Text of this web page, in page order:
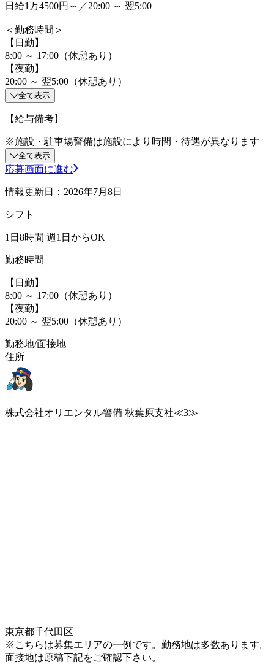
日給1万4500円～／20:00 ～ 翌5:00
＜勤務時間＞
【日勤】
8:00 ～ 17:00（休憩あり）
【夜勤】
20:00 ～ 翌5:00（休憩あり）
全て表示
【給与備考】
※施設・駐車場警備は施設により時間・待遇が異なります
全て表示
応募画面に進む
情報更新日：2026年7月8日
シフト
1日8時間 週1日からOK
勤務時間
【日勤】
8:00 ～ 17:00（休憩あり）
【夜勤】
20:00 ～ 翌5:00（休憩あり）
勤務地/面接地
住所
株式会社オリエンタル警備 秋葉原支社≪3≫
東京都千代田区
※こちらは募集エリアの一例です。勤務地は多数あります。
面接地は原稿下記をご確認下さい。